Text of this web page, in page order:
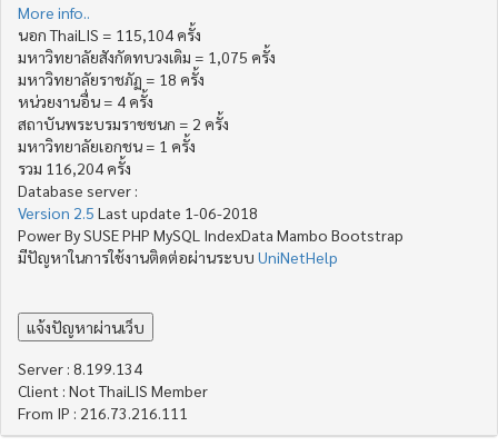
More info..
นอก ThaiLIS = 115,104 ครั้ง
มหาวิทยาลัยสังกัดทบวงเดิม = 1,075 ครั้ง
มหาวิทยาลัยราชภัฏ = 18 ครั้ง
หน่วยงานอื่น = 4 ครั้ง
สถาบันพระบรมราชชนก = 2 ครั้ง
มหาวิทยาลัยเอกชน = 1 ครั้ง
รวม 116,204 ครั้ง
Database server :
Version 2.5 Last update 1-06-2018
Power By SUSE PHP MySQL IndexData Mambo Bootstrap
มีปัญหาในการใช้งานติดต่อผ่านระบบ UniNetHelp
Server : 8.199.134
Client : Not ThaiLIS Member
From IP : 216.73.216.111